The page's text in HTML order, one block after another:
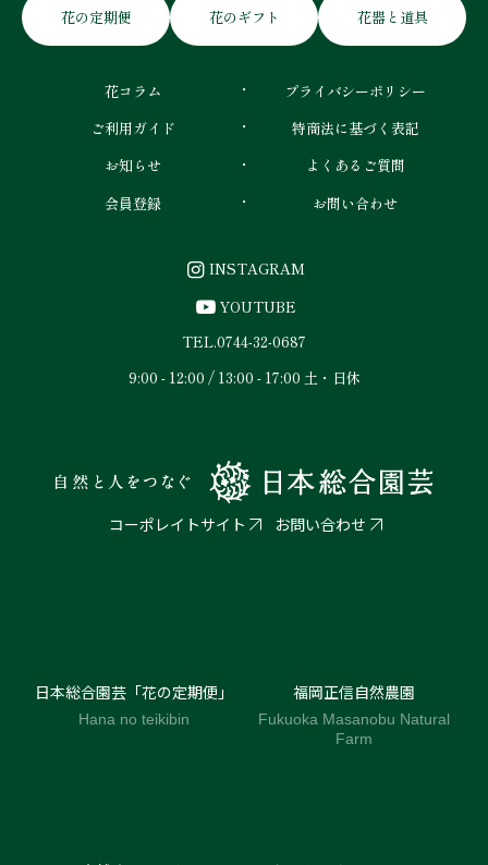
花の定期便 花のギフト 花器と道具
花コラム
ご利用ガイド
お知らせ
会員登録
プライバシーポリシー
特商法に基づく表記
よくあるご質問
お問い合わせ
INSTAGRAM
YOUTUBE
TEL.0744-32-0687
9:00 - 12:00 / 13:00 - 17:00 土・日休
コーポレイトサイト お問い合わせ
日本総合園芸「花の定期便」
Hana no teikibin
福岡正信自然農園
Fukuoka Masanobu Natural
Farm